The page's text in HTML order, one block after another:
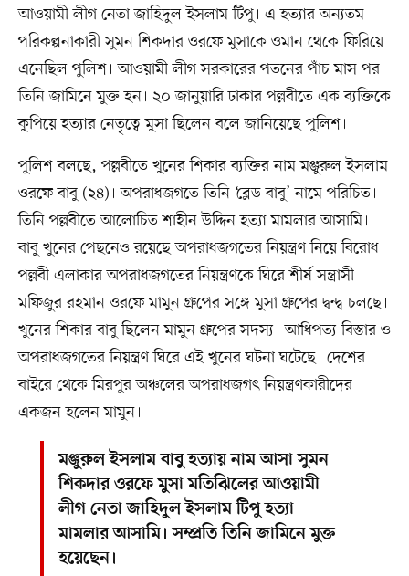
আওয়ামী লীগ নেতা জাহিদুল ইসলাম টিপু। এ হত্যার অন্যতম
পরিকল্পনাকারী সুমন শিকদার ওরফে মুসাকে ওমান থেকে ফিরিয়ে
এনেছিল পুলিশ। আওয়ামী লীগ সরকারের পতনের পাঁচ মাস পর
তিনি জামিনে মুক্ত হন। ২০ জানুয়ারি ঢাকার পল্লবীতে এক ব্যক্তিকে
কুপিয়ে হত্যার নেতৃত্বে মুসা ছিলেন বলে জানিয়েছে পুলিশ।
পুলিশ বলছে, পল্লবীতে খুনের শিকার ব্যক্তির নাম মঞ্জুরুল ইসলাম
ওরফে বাবু (২৪)। অপরাধজগতে তিনি ‘ব্লেড বাবু’ নামে পরিচিত।
তিনি পল্লবীতে আলোচিত শাহীন উদ্দিন হত্যা মামলার আসামি।
বাবু খুনের পেছনেও রয়েছে অপরাধজগতের নিয়ন্ত্রণ নিয়ে বিরোধ।
পল্লবী এলাকার অপরাধজগতের নিয়ন্ত্রণকে ঘিরে শীর্ষ সন্ত্রাসী
মফিজুর রহমান ওরফে মামুন গ্রুপের সঙ্গে মুসা গ্রুপের দ্বন্দ্ব চলছে।
খুনের শিকার বাবু ছিলেন মামুন গ্রুপের সদস্য। আধিপত্য বিস্তার ও
অপরাধজগতের নিয়ন্ত্রণ ঘিরে এই খুনের ঘটনা ঘটেছে। দেশের
বাইরে থেকে মিরপুর অঞ্চলের অপরাধজগৎ নিয়ন্ত্রণকারীদের
একজন হলেন মামুন।
মঞ্জুরুল ইসলাম বাবু হত্যায় নাম আসা সুমন
শিকদার ওরফে মুসা মতিঝিলের আওয়ামী
লীগ নেতা জাহিদুল ইসলাম টিপু হত্যা
মামলার আসামি। সম্প্রতি তিনি জামিনে মুক্ত
হয়েছেন।